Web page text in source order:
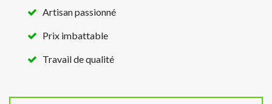
Artisan passionné
Prix imbattable
Travail de qualité